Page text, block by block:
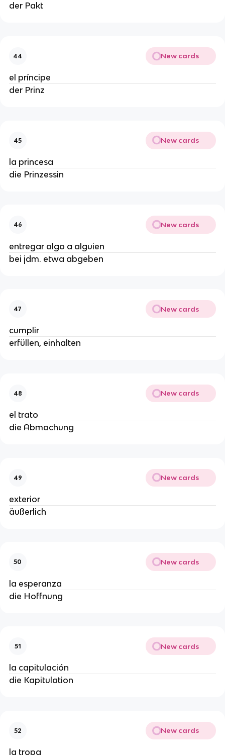
der Pakt
44 New cards
el príncipe
der Prinz
45 New cards
la princesa
die Prinzessin
46 New cards
entregar algo a alguien
bei jdm. etwa abgeben
47 New cards
cumplir
erfüllen, einhalten
48 New cards
el trato
die Abmachung
49 New cards
exterior
äußerlich
50 New cards
la esperanza
die Hoffnung
51 New cards
la capitulación
die Kapitulation
52 New cards
la tropa